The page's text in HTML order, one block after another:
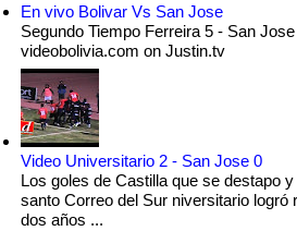
En vivo Bolivar Vs San Jose
Segundo Tiempo Ferreira 5 - San
videobolivia.com on Justin.tv
Video Universitario 2 - San Jose 0
Los goles de Castilla que se destapo
santo Correo del Sur niversitario logró
dos años ...